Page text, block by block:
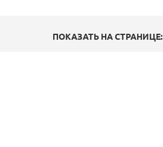
ПОКАЗАТЬ НА СТРАНИЦЕ: